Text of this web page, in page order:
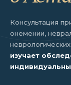
Консультация
онемении,
изучает